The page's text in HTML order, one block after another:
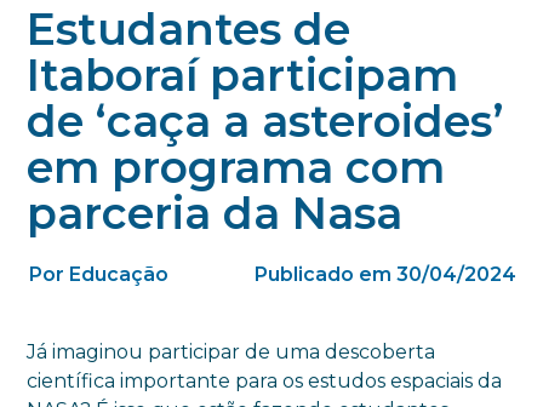
Estudantes de
Itaboraí participam
de ‘caça a asteroides’
em programa com
parceria da Nasa
Por Educação Publicado em 30/04/2024
Já imaginou participar de uma descoberta
científica importante para os estudos espaciais da